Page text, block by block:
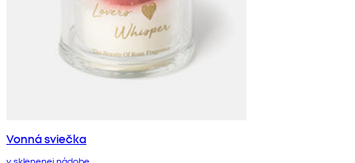
Vonná sviečka